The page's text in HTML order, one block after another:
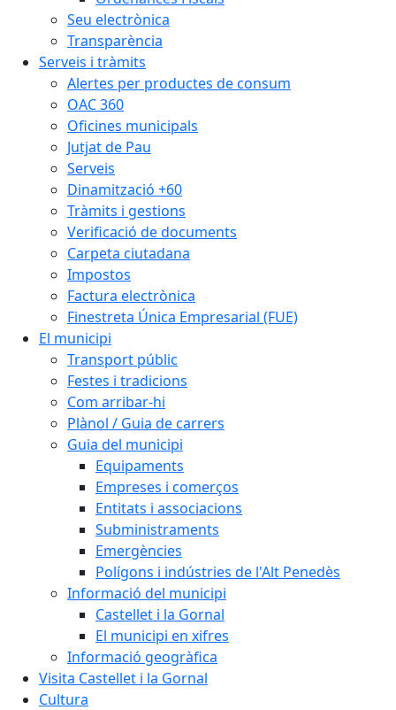
Seu electrònica
Transparència
Serveis i tràmits
Alertes per productes de consum
OAC 360
Oficines municipals
Jutjat de Pau
Serveis
Dinamització +60
Tràmits i gestions
Verificació de documents
Carpeta ciutadana
Impostos
Factura electrònica
Finestreta Única Empresarial (FUE)
El municipi
Transport públic
Festes i tradicions
Com arribar-hi
Plànol / Guia de carrers
Guia del municipi
Equipaments
Empreses i comerços
Entitats i associacions
Subministraments
Emergències
Polígons i indústries de l'Alt Penedès
Informació del municipi
Castellet i la Gornal
El municipi en xifres
Informació geogràfica
Visita Castellet i la Gornal
Cultura